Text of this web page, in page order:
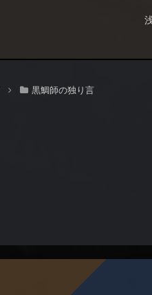
黒鯛師の独り言